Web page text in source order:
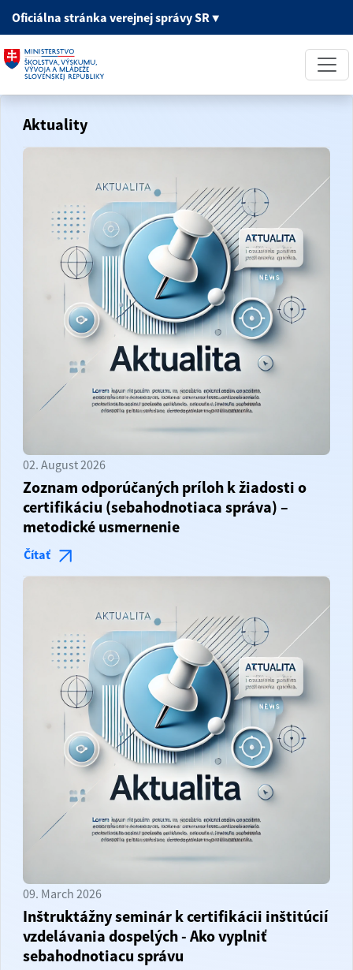
Oficiálna stránka verejnej správy SR▼
Aktuality
02. August 2026
Zoznam odporúčaných príloh k žiadosti o
certifikáciu (sebahodnotiaca správa) –
metodické usmernenie
Čítať
09. March 2026
Inštruktážny seminár k certifikácii inštitúcií
vzdelávania dospelých - Ako vyplniť
sebahodnotiacu správu